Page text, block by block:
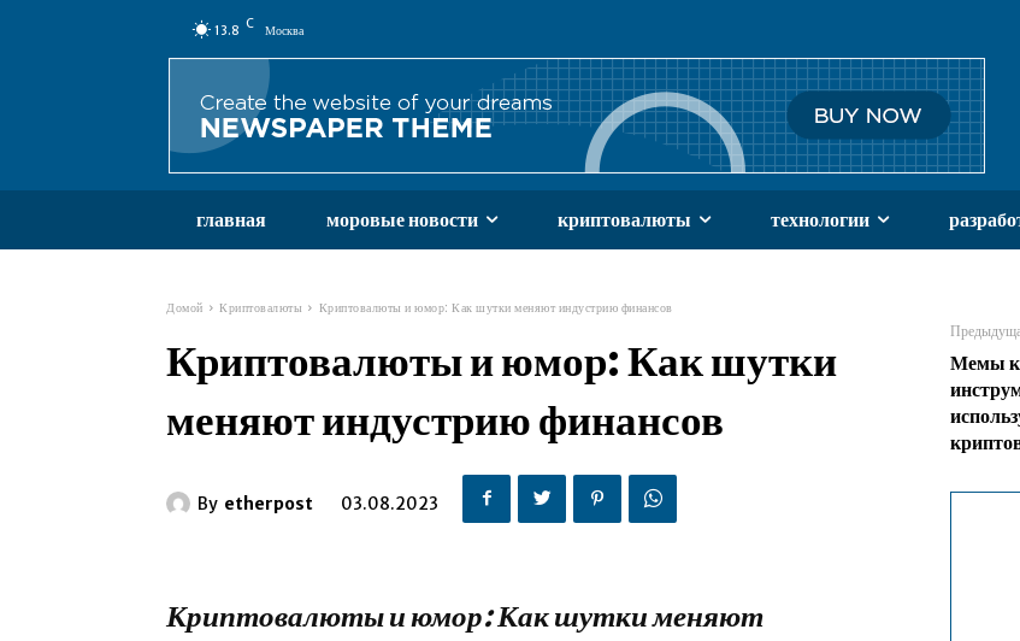
13.8 C Москва
главная моровые новости криптовалюты технологии
Домой Криптовалюты Криптовалюты и юмор: Как шутки меняют индустрию финансов
Криптовалюты и юмор: Как шутки
меняют индустрию финансов
By etherpost 03.08.2023
Криптовалюты и юмор: Как шутки меняют
Мемы